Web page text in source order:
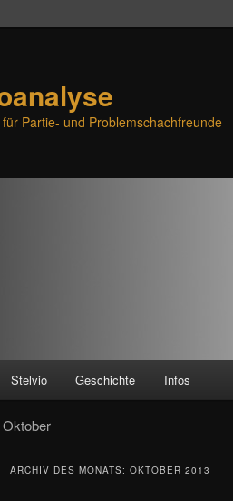
Partie- und Problemschachfreunde
Stelvio Geschichte Infos
ARCHIV DES MONATS: OKTOBER 2013